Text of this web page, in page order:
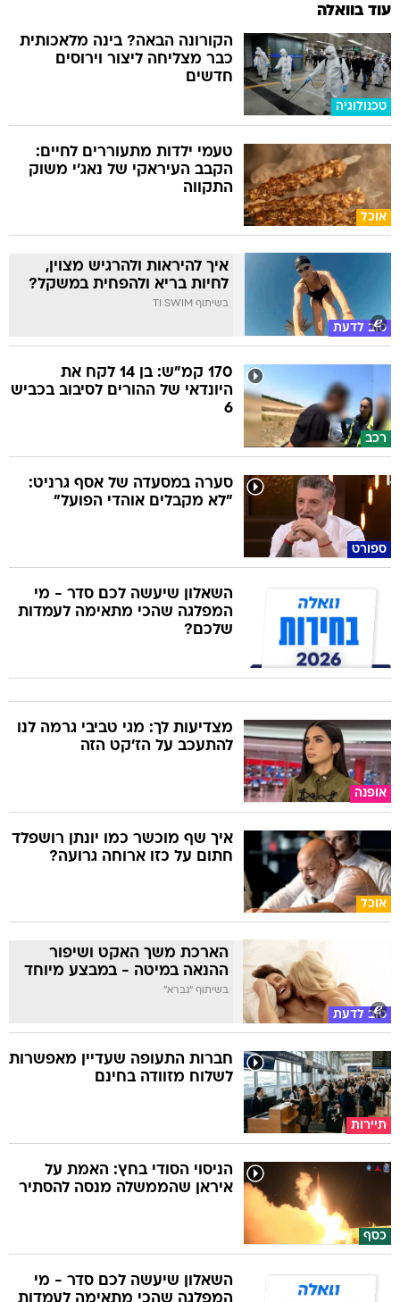
עוד בוואלה
טכנולוגיה
הקורונה הבאה? בינה מלאכותית
כבר מצליחה ליצור וירוסים
חדשים
אוכל
טעמי ילדות מתעוררים לחיים:
הקבב העיראקי של נאג׳י משוק
התקווה
טוב לדעת
איך להיראות ולהרגיש מצוין,
לחיות בריא ולהפחית במשקל?
בשיתוף TI SWIM
רכב
170 קמ"ש: בן 14 לקח את
היונדאי של ההורים לסיבוב בכביש
6
ספורט
סערה במסעדה של אסף גרניט:
"לא מקבלים אוהדי הפועל"
השאלון שיעשה לכם סדר - מי
המפלגה שהכי מתאימה לעמדות
שלכם?
אופנה
מצדיעות לך: מגי טביבי גרמה לנו
להתעכב על הז'קט הזה
אוכל
איך שף מוכשר כמו יונתן רושפלד
חתום על כזו ארוחה גרועה?
טוב לדעת
הארכת משך האקט ושיפור
ההנאה במיטה - במבצע מיוחד
בשיתוף "גברא"
תיירות
חברות התעופה שעדיין מאפשרות
לשלוח מזוודה בחינם
כסף
הניסוי הסודי בחץ: האמת על
איראן שהממשלה מנסה להסתיר
השאלון שיעשה לכם סדר - מי
המפלגה שהכי מתאימה לעמדות